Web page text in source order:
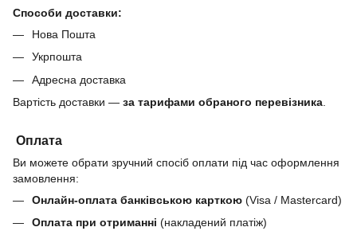
Способи доставки:
Нова Пошта
Укрпошта
Адресна доставка
Вартість доставки — за тарифами обраного перевізника
Оплата
Ви можете обрати зручний спосіб оплати під час оформлення
замовлення:
Онлайн-оплата банківською карткою (Visa / Mastercard)
Оплата при отриманні (накладений платіж)